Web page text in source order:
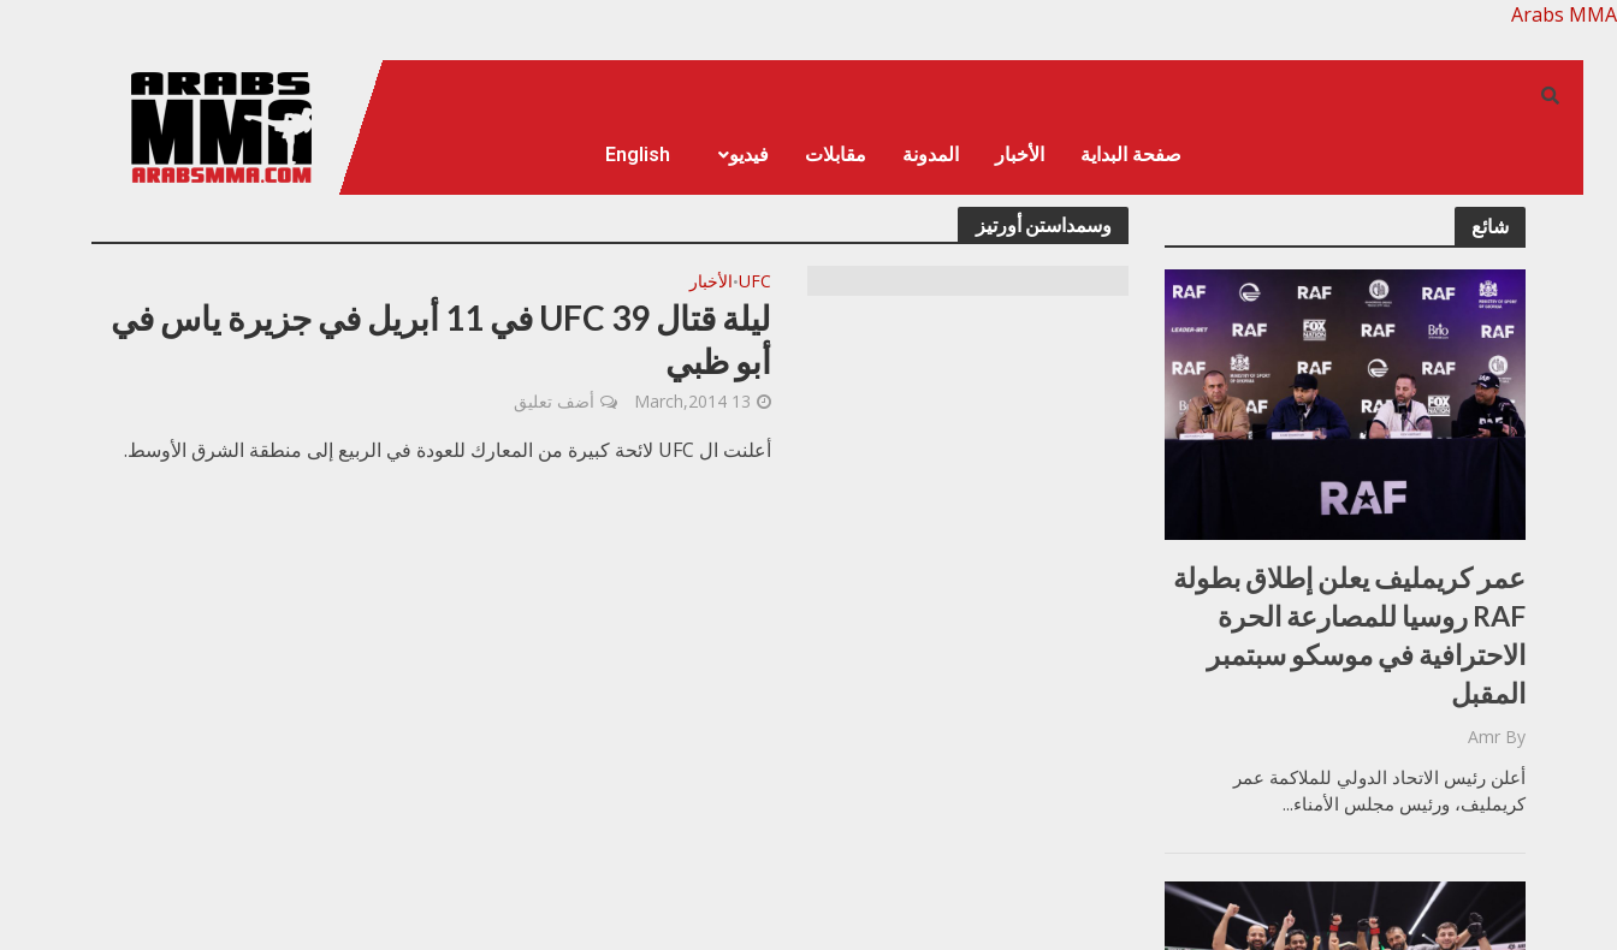
Arabs MMA
صفحة البداية الأخبار المدونة مقابلات فيديو English
وسمداستن أورتيز
UFC
•الأخبار
ليلة قتال UFC 39 في 11 أبريل في جزيرة ياس في
أبو ظبي
13 March,2014 أضف تعليق
أعلنت ال UFC لائحة كبيرة من المعارك للعودة في الربيع إلى منطقة الشرق الأوسط.
شائع
عمر كريمليف يعلن إطلاق بطولة
RAF روسيا للمصارعة الحرة
الاحترافية في موسكو سبتمبر
المقبل
By
Amr
أعلن رئيس الاتحاد الدولي للملاكمة عمر
كريمليف، ورئيس مجلس الأمناء...